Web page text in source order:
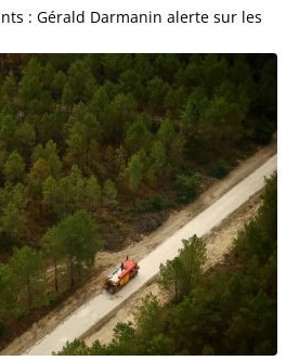
: Gérald Darmanin alerte sur les